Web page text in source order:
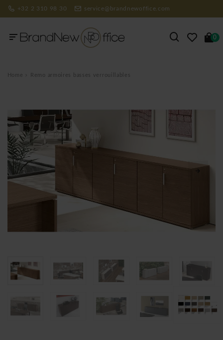
+32 2 310 98 30 service@brandnewoffice.com
0
Home Remo armoires basses verrouillables